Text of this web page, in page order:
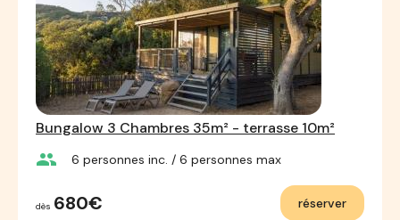
Bungalow 3 Chambres 35m² - terrasse 10m²
group 6 personnes inc. / 6 personnes max
dès 680€ réserver